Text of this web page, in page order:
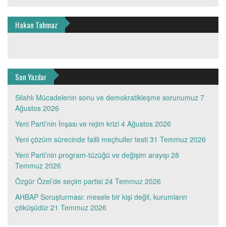
Hakan Tahmaz
Son Yazılar
Silahlı Mücadelenin sonu ve demokratikleşme sorunumuz 7
Ağustos 2026
Yeni Parti’nin İnşası ve rejim krizi 4 Ağustos 2026
Yeni çözüm sürecinde failli meçhuller testi 31 Temmuz 2026
Yeni Parti’nin program-tüzüğü ve değişim arayışı 28
Temmuz 2026
Özgür Özel’de seçim partisi 24 Temmuz 2026
AHBAP Soruşturması: mesele bir kişi değil, kurumların
çöküşüdür 21 Temmuz 2026